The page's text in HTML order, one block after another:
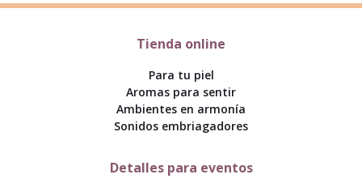
Tienda online
Para tu piel
Aromas para sentir
Ambientes en armonía
Sonidos embriagadores
Detalles para eventos